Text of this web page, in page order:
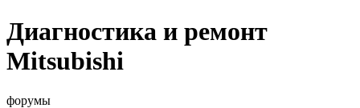
Диагностика и ремонт
Mitsubishi
форумы